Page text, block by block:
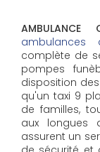
AMBULANCE
ambulances
complète de
pompes
disposition
qu'un taxi 9
de familles,
aux longues
assurent un